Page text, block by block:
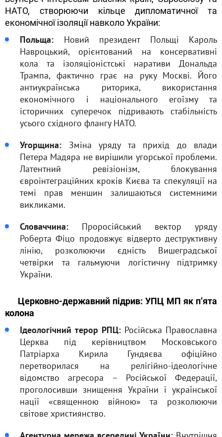
НАТО, створюючи кільце дипломатичної та
економічної ізоляції навколо України:
Польща: Новий президент Польщі Кароль
Навроцький, орієнтований на консервативні
кола та ізоляціоністські наративи Дональда
Трампа, фактично грає на руку Москві. Його
антиукраїнська риторика, використання
економічного і національного егоїзму та
історичних суперечок підривають стабільність
усього східного флангу НАТО.
Угорщина: Зміна уряду та прихід до влади
Петера Мадяра не вирішили угорської проблеми.
Латентний ревізіонізм, блокування
євроінтеграційних кроків Києва та спекуляції на
темі прав меншин залишаються системними
викликами.
Словаччина: Проросійський вектор уряду
Роберта Фіцо продовжує відверто деструктивну
лінію, розколюючи єдність Вишеградської
четвірки та гальмуючи логістичну підтримку
України.
Церковно-державний підрив: УПЦ МП як п’ята
колона
Ідеологічний терор РПЦ: Російська Православна
Церква під керівництвом Московського
Патріарха Кирила Гундяєва офіційно
перетворилася на релігійно-ідеологічне
відомство агресора – Російської Федерації,
проголосивши знищення України і української
нації «священною війною» та розколюючи
світове християнство.